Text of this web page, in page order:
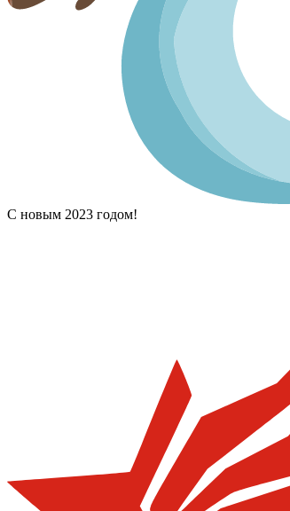
С новым 2023 годом!